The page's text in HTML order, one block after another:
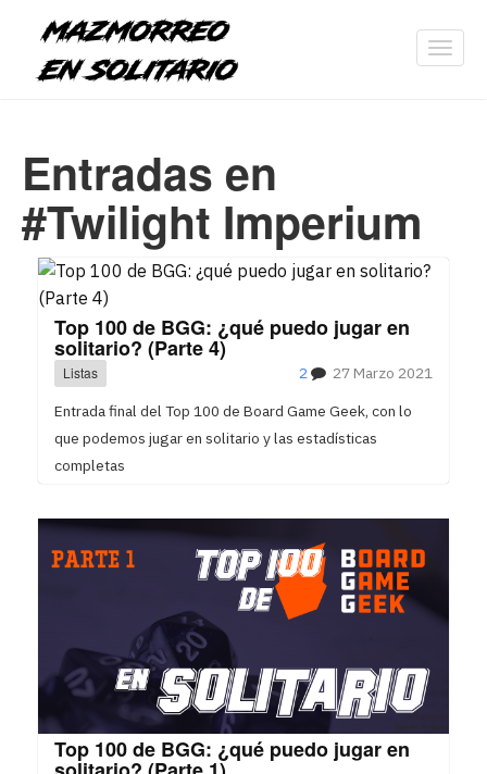
Entradas en
#Twilight Imperium
Top 100 de BGG: ¿qué puedo jugar en
solitario? (Parte 4)
Listas 27 Marzo 2021
2
Entrada final del Top 100 de Board Game Geek, con lo
que podemos jugar en solitario y las estadísticas
completas
Top 100 de BGG: ¿qué puedo jugar en